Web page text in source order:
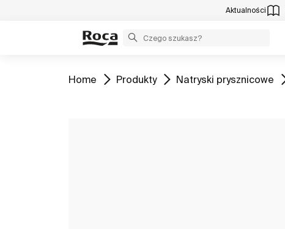
Aktualności
Zobacz
Home Zobacz
Produkty Zobacz
Natryski prysznicowe